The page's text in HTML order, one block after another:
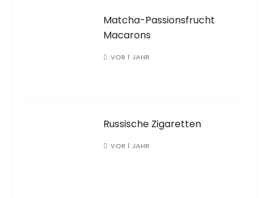
Matcha-Passionsfrucht
Macarons
VOR 1 JAHR
Russische Zigaretten
VOR 1 JAHR